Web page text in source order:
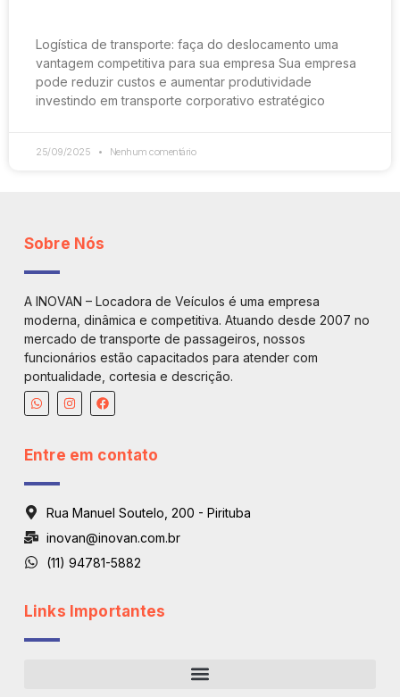
Logística de transporte: faça do deslocamento uma
vantagem competitiva para sua empresa Sua empresa
pode reduzir custos e aumentar produtividade
investindo em transporte corporativo estratégico
25/09/2025 Nenhum comentário
Sobre Nós
A INOVAN – Locadora de Veículos é uma empresa
moderna, dinâmica e competitiva. Atuando desde 2007 no
mercado de transporte de passageiros, nossos
funcionários estão capacitados para atender com
pontualidade, cortesia e descrição.
Entre em contato
Rua Manuel Soutelo, 200 - Pirituba
inovan@inovan.com.br
(11) 94781-5882
Links Importantes